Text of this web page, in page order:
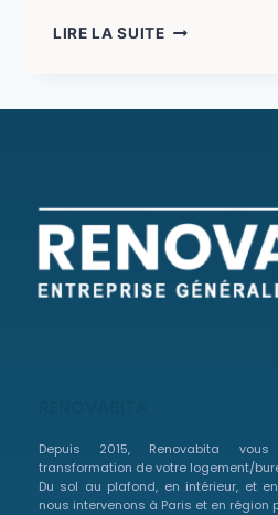
LIRE LA SUITE
Depuis 2015, Renovabita
transformation de votre logement/
Du sol au plafond, en intérieur, et
nous intervenons à Paris et en région